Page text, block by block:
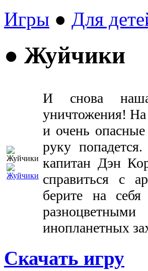
Игры ● Для
● Жуйчики
И снова наша
уничтожения! На
и очень
руку
капитан Дэн
справиться с
берите на
инопланетных
Скачать игру